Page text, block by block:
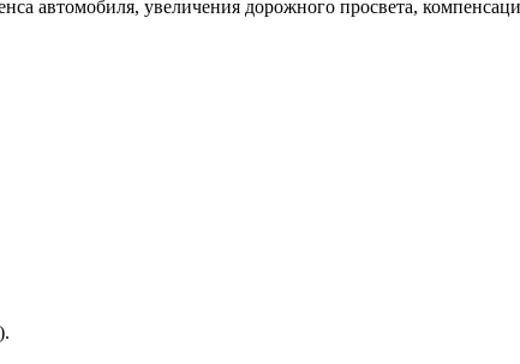
автомобиля, увеличения дорожного просвета,